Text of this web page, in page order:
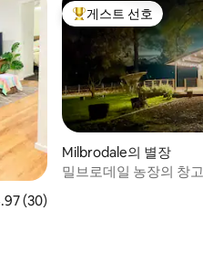
4.97점(5점 만점), 후기 30개
(30)
상위 게스트 선호
게스트 선호
Milbrodale의 별장
밀브로데일 농장의 창고